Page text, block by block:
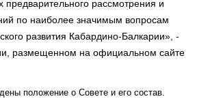
предварительного рассмотрения и
по наиболее значимым вопросам
развития Кабардино-Балкарии», -
размещенном на официальном сайте
положение о Совете и его состав.